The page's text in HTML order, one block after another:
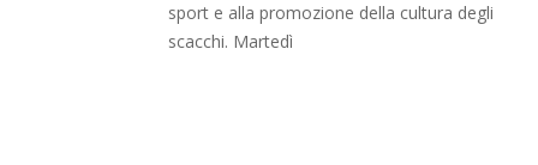
sport e alla promozione della cultura degli
scacchi. Martedì